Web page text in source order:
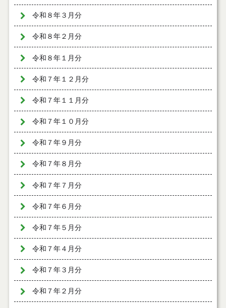
令和８年３月分
令和８年２月分
令和８年１月分
令和７年１２月分
令和７年１１月分
令和７年１０月分
令和７年９月分
令和７年８月分
令和７年７月分
令和７年６月分
令和７年５月分
令和７年４月分
令和７年３月分
令和７年２月分